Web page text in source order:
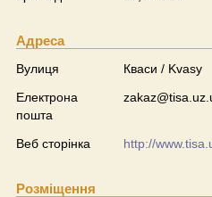
Адреса
Вулиця
Кваси / Kvasy
Електрона
пошта
Веб сторінка http://
Розміщення